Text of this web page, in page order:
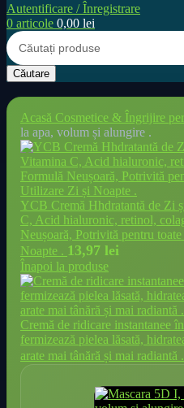
Autentificare / Înregistrare
0 articole 0,00 lei
Căutare
Acasă Cosmetice & Îngrijire
la apa, volum și alungire .
YCB Cremă Hhdratantă de Zi
C, Acid hialuronic, retinol,
Neușoară, Potrivită pentru
Noapte . 13,97 lei
Înapoi la produse
Cremă de ridicare instantanee
fermizează pielea lăsată,
arate mai tânără și mai radiantă .